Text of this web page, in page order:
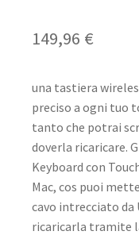
149,96 €
una tastiera
preciso a ogni tuo
tanto che potrai
doverla ricaricare.
Keyboard con
Mac, cos puoi
cavo intrecciato da
ricaricarla tramite